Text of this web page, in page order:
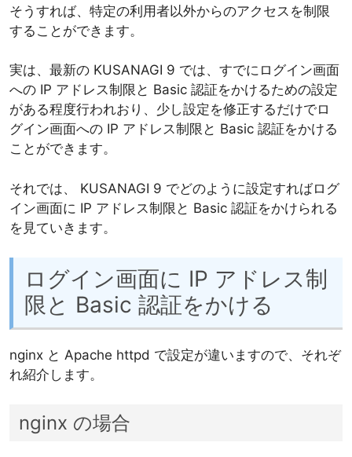
そうすれば、特定の利用者以外からのアクセスを制限
することができます。
実は、最新の KUSANAGI 9 では、すでにログイン画面
への IP アドレス制限と Basic 認証をかけるための設定
がある程度行われおり、少し設定を修正するだけでロ
グイン画面への IP アドレス制限と Basic 認証をかける
ことができます。
それでは、 KUSANAGI 9 でどのように設定すればログ
イン画面に IP アドレス制限と Basic 認証をかけられる
を見ていきます。
ログイン画面に IP アドレス制
限と Basic 認証をかける
nginx と Apache httpd で設定が違いますので、それぞ
れ紹介します。
nginx の場合